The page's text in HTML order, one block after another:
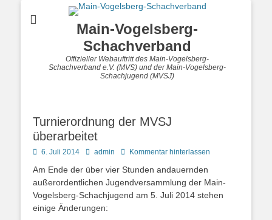
Main-Vogelsberg-
Schachverband
Offizieller Webauftritt des Main-Vogelsberg-
Schachverband e.V. (MVS) und der Main-Vogelsberg-
Schachjugend (MVSJ)
Turnierordnung der MVSJ
überarbeitet
Posted
6. Juli 2014 Autoradmin Kommentar hinterlassen
Am Ende der über vier Stunden andauernden
außerordentlichen Jugendversammlung der Main-
Vogelsberg-Schachjugend am 5. Juli 2014 stehen
einige Änderungen: